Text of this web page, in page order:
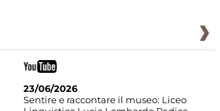
23/06/2026
Sentire e raccontare il museo: Liceo